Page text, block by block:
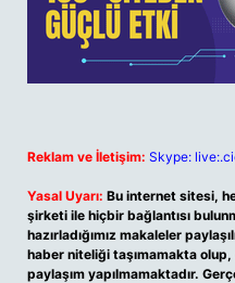
Reklam ve İletişim: Skype:
Yasal Uyarı: Bu internet sitesi,
şirketi ile hiçbir bağlantısı
hazırladığımız makaleler
haber niteliği taşımamakta
paylaşım yapılmamaktadır.